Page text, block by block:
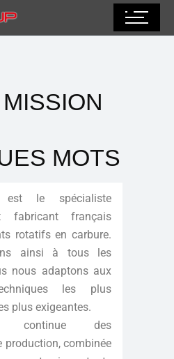
MOTS
est le spécialiste
fabricant français
rotatifs en carbure.
ainsi à tous les
nous adaptons aux
les plus
plus exigeantes.
continue des
production, combinée